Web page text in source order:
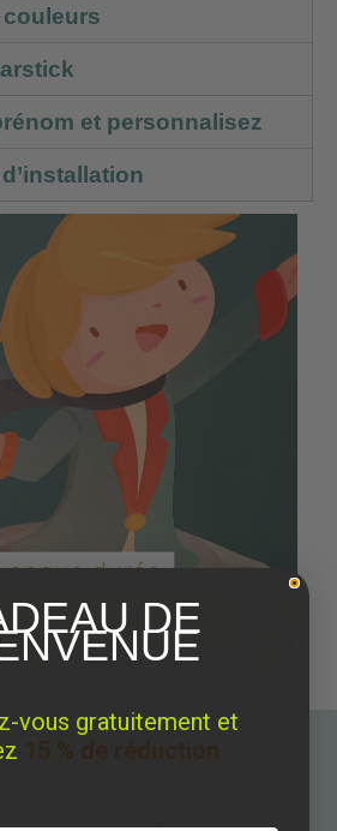
et personnalisez
DE
vous gratuitement et